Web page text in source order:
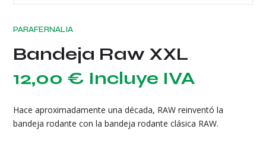
PARAFERNALIA
Bandeja Raw XXL
12,00 € Incluye IVA
Hace aproximadamente una década, RAW reinventó la
bandeja rodante con la bandeja rodante clásica RAW.